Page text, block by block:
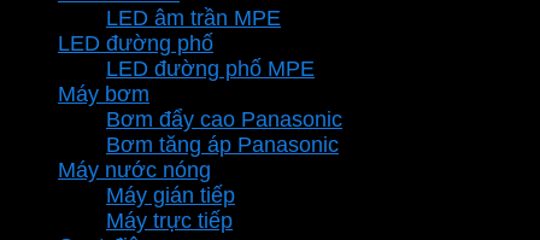
LED âm trần MPE
LED đường phố
LED đường phố MPE
Máy bơm
Bơm đẩy cao Panasonic
Bơm tăng áp Panasonic
Máy nước nóng
Máy gián tiếp
Máy trực tiếp